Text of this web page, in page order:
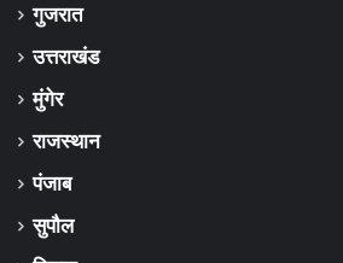
गुजरात
उत्तराखंड
मुंगेर
राजस्थान
पंजाब
सुपौल